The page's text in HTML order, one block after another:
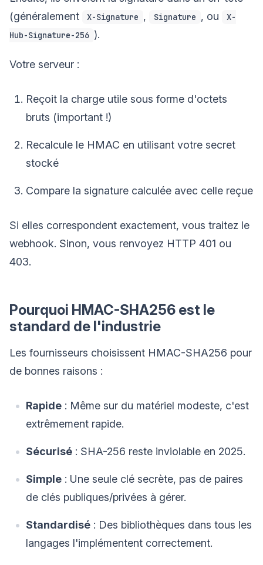
(généralement
X-Signature , Signature , ou
X-
Hub-Signature-256 ).
Votre serveur :
Reçoit la charge utile sous forme d'octets
bruts (important !)
Recalcule le HMAC en utilisant votre secret
stocké
Compare la signature calculée avec celle reçue
Si elles correspondent exactement, vous traitez le
webhook. Sinon, vous renvoyez HTTP 401 ou
403.
Pourquoi HMAC-SHA256 est le
standard de l'industrie
Les fournisseurs choisissent HMAC-SHA256 pour
de bonnes raisons :
Rapide : Même sur du matériel modeste, c'est
extrêmement rapide.
Sécurisé : SHA-256 reste inviolable en 2025.
Simple : Une seule clé secrète, pas de paires
de clés publiques/privées à gérer.
Standardisé : Des bibliothèques dans tous les
langages l'implémentent correctement.